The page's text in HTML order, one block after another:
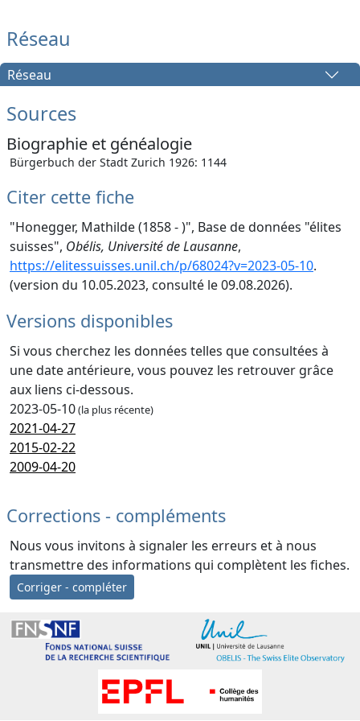
Réseau
Réseau
Sources
Biographie et généalogie
Bürgerbuch der Stadt Zurich 1926: 1144
Citer cette fiche
"Honegger, Mathilde (1858 - )", Base de données "élites
suisses", Obélis, Université de Lausanne,
https://elitessuisses.unil.ch/p/68024?v=2023-05-10.
(version du 10.05.2023, consulté le 09.08.2026).
Versions disponibles
Si vous cherchez les données telles que consultées à
une date antérieure, vous pouvez les retrouver grâce
aux liens ci-dessous.
2023-05-10(la plus récente)
2021-04-27
2015-02-22
2009-04-20
Corrections - compléments
Nous vous invitons à signaler les erreurs et à nous
transmettre des informations qui complètent les fiches.
Corriger - compléter